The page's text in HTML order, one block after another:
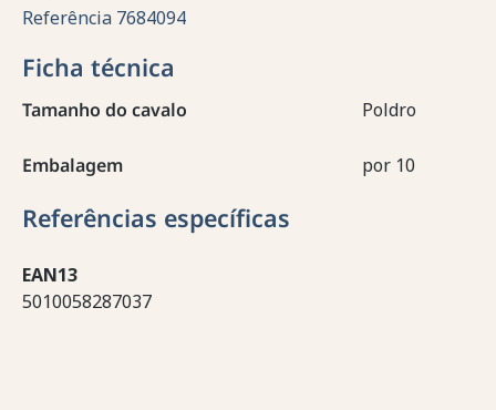
Referência 7684094
Ficha técnica
Tamanho do cavalo Poldro
Embalagem por 10
Referências específicas
EAN13
5010058287037